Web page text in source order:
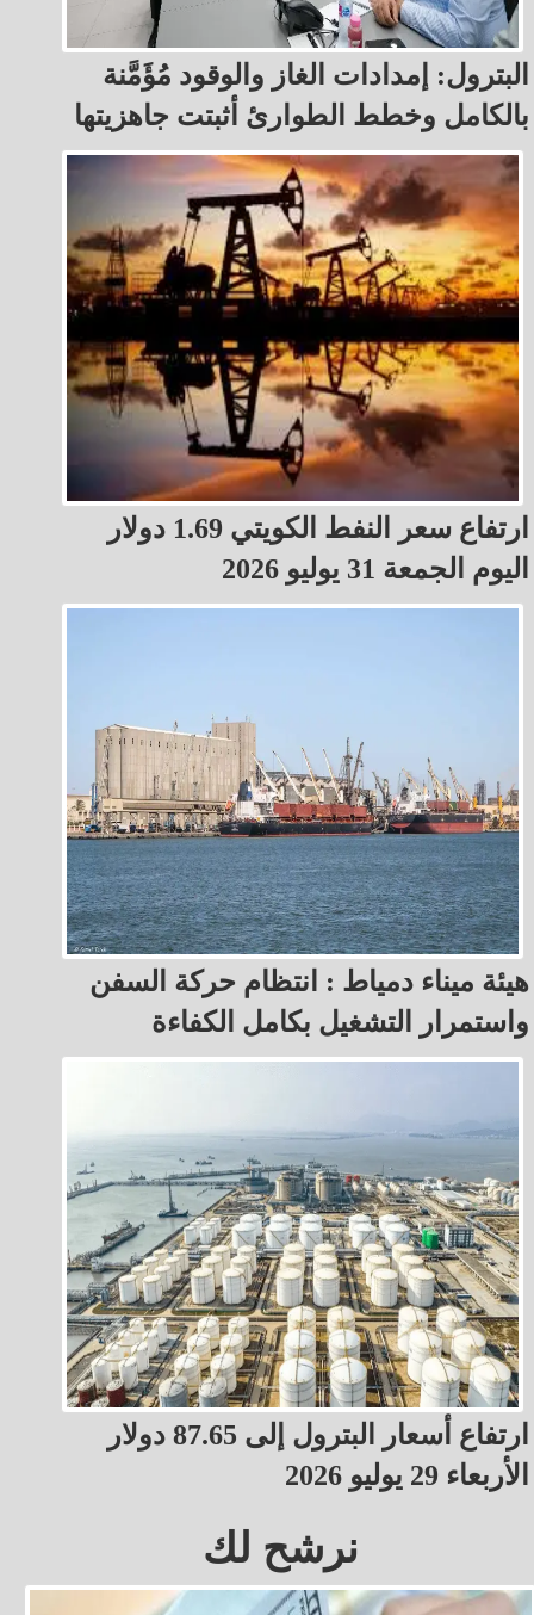
البترول: إمدادات الغاز والوقود مُؤَمَّنة
بالكامل وخطط الطوارئ أثبتت جاهزيتها
ارتفاع سعر النفط الكويتي 1.69 دولار
اليوم الجمعة 31 يوليو 2026
هيئة ميناء دمياط : انتظام حركة السفن
واستمرار التشغيل بكامل الكفاءة
ارتفاع أسعار البترول إلى 87.65 دولار
الأربعاء 29 يوليو 2026
نرشح لك